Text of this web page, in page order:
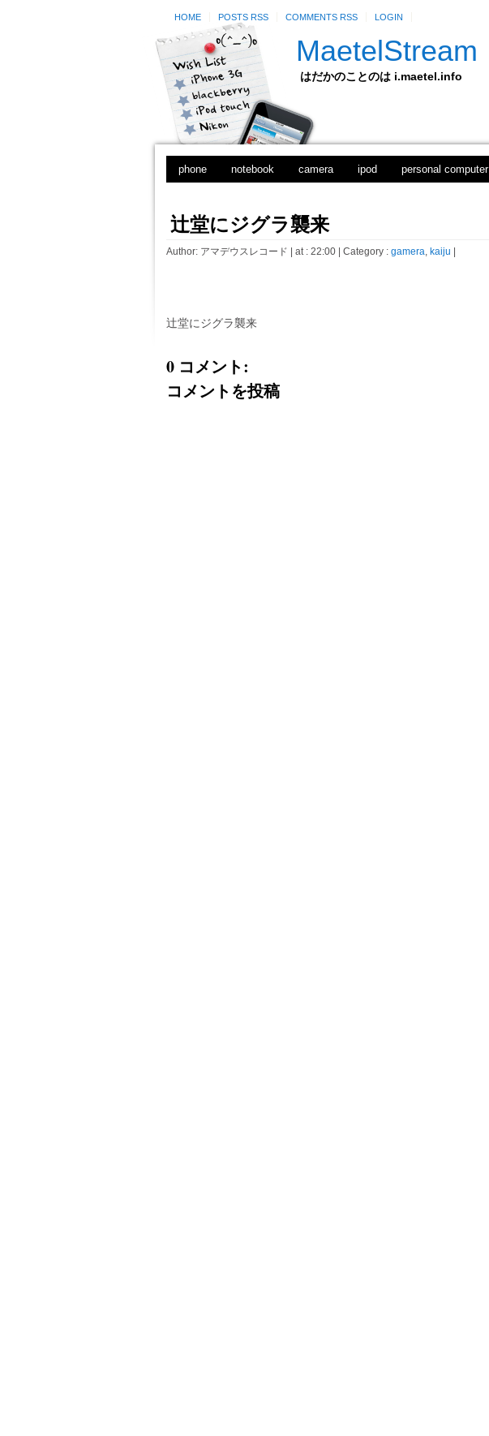
HOME POSTS RSS COMMENTS RSS LOGIN
MaetelStream
はだかのことのは i.maetel.info
phone notebook camera ipod personal computer
辻堂にジグラ襲来
Author: アマデウスレコード | at : 22:00 | Category : gamera, kaiju
辻堂にジグラ襲来
0 コメント:
コメントを投稿